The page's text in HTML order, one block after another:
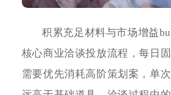
积累充足材料与市场增益
核心商业洽谈投放流程，每日
需要优先消耗高阶策划案，单